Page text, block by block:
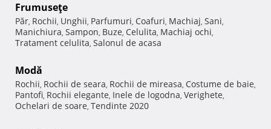
Frumuseţe
Păr, Rochii, Unghii, Parfumuri, Coafuri, Machiaj, Sani,
Manichiura, Sampon, Buze, Celulita, Machiaj ochi,
Tratament celulita, Salonul de acasa
Modă
Rochii, Rochii de seara, Rochii de mireasa, Costume de baie,
Pantofi, Rochii elegante, Inele de logodna, Verighete,
Ochelari de soare, Tendinte 2020